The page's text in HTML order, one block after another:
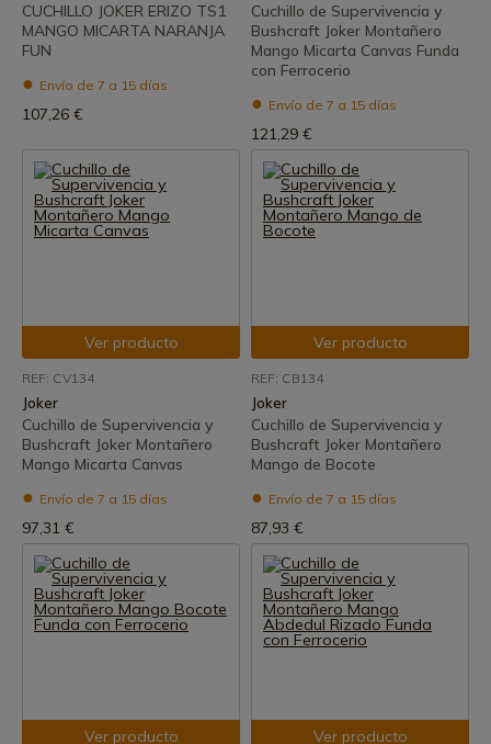
CUCHILLO JOKER ERIZO TS1
MANGO MICARTA NARANJA
FUN
Envío de 7 a 15 días
107,26 €
Cuchillo de Supervivencia y
Bushcraft Joker Montañero
Mango Micarta Canvas Funda
con Ferrocerio
Envío de 7 a 15 días
121,29 €
Ver producto
REF: CV134
Joker
Cuchillo de Supervivencia y
Bushcraft Joker Montañero
Mango Micarta Canvas
Envío de 7 a 15 días
97,31 €
Ver producto
REF: CB134
Joker
Cuchillo de Supervivencia y
Bushcraft Joker Montañero
Mango de Bocote
Envío de 7 a 15 días
87,93 €
Ver producto Ver producto